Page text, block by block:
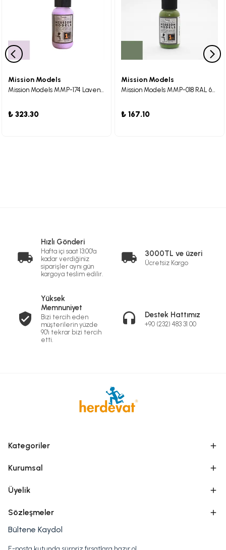
Mission Models
Mission Models MMP-174 Lavender Maket Boyası 30ml
₺ 323.30
Mission Models
Mission Models MMP-018 RAL 6011 Resdeagrun Maket Boyası 30ml
₺ 167.10
Hızlı Gönderi
Hafta içi saat 13:00'a
kadar verdiğiniz
siparişler aynı gün
kargoya teslim edilir.
3000TL ve üzeri
Ücretsiz Kargo
Yüksek
Memnuniyet
Bizi tercih eden
müşterilerin yüzde
90'ı tekrar bizi tercih
etti.
Destek Hattımız
+90 (232) 483 31 00
Kategoriler
Kurumsal
Üyelik
Sözleşmeler
Bültene Kaydol